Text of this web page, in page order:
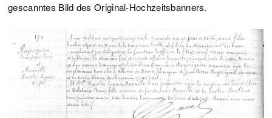
gescanntes Bild des Original-Hochzeitsbanners.